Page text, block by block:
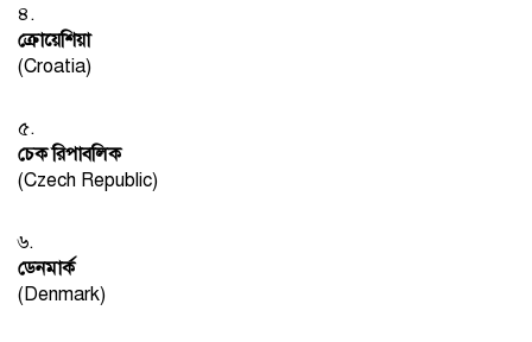
৪.
ক্রোয়েশিয়া
(Croatia)
৫.
চেক রিপাবলিক
(Czech Republic)
৬.
ডেনমার্ক
(Denmark)